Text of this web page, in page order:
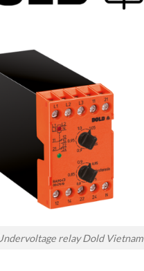
relay Dold Vietnam